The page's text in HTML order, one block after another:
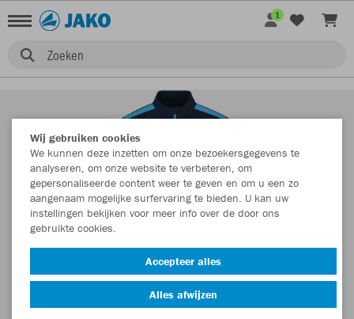
Zoeken
1
Wij gebruiken cookies
We kunnen deze inzetten om onze bezoekersgegevens te
analyseren, om onze website te verbeteren, om
gepersonaliseerde content weer te geven en om u een zo
aangenaam mogelijke surfervaring te bieden. U kan uw
instellingen bekijken voor meer info over de door ons
gebruikte cookies.
Accepteer alles
Alles afwijzen